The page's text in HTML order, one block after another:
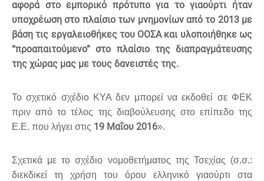
αφορά στο εμπορικό πρότυπο για το γιαούρτι ήταν
υποχρέωση στο πλαίσιο των μνημονίων από το 2013 με
βάση τις εργαλειοθήκες του ΟΟΣΑ και υλοποιήθηκε ως
“προαπαιτούμενο” στο πλαίσιο της διαπραγμάτευσης
της χώρας μας με τους δανειστές της.
Το σχετικό σχέδιο ΚΥΑ δεν μπορεί να εκδοθεί σε ΦΕΚ
πριν από το τέλος της διαβούλευσης στο επίπεδο της
Ε.Ε. που λήγει στις 19 Μαΐου 2016».
Σχετικά με το σχέδιο νομοθετήματος της Τσεχίας (σ.σ.:
διεκδικεί τη χρήση του όρου ελληνικό γιαούρτι στα